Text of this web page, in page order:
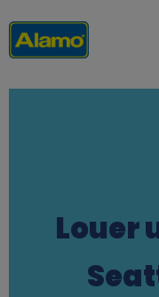
au
contenu
Louer